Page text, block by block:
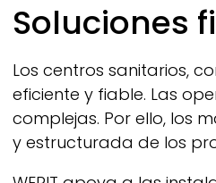
Breadcrumb
Soluciones
Los centros sanitarios,
eficiente y fiable. Las
complejas. Por ello, los
y estructurada de los